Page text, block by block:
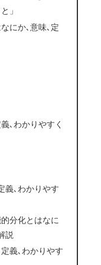
」
にか､意味､定
､わかりやすく
義､わかりやす
分化とはなに
説
義､わかりやす